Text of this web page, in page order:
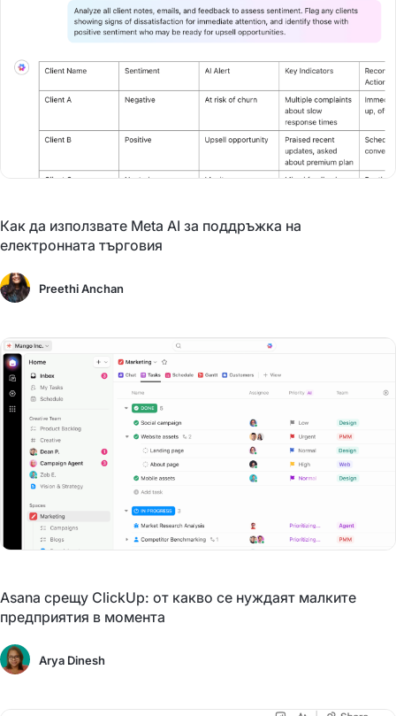
Как да използвате Meta AI за поддръжка на
електронната търговия
Preethi Anchan
Asana срещу ClickUp: от какво се нуждаят малките
предприятия в момента
Arya Dinesh